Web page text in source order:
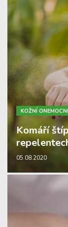
KOŽNÍ
Komáří
05.08.2020